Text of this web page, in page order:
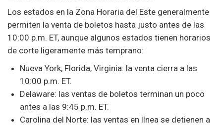
Los estados en la Zona Horaria del Este generalmente
permiten la venta de boletos hasta justo antes de las
10:00 p.m. ET, aunque algunos estados tienen horarios
de corte ligeramente más temprano:
Nueva York, Florida, Virginia: la venta cierra a las
10:00 p.m. ET.
Delaware: las ventas de boletos terminan un poco
antes a las 9:45 p.m. ET.
Carolina del Norte: las ventas en línea se detienen a